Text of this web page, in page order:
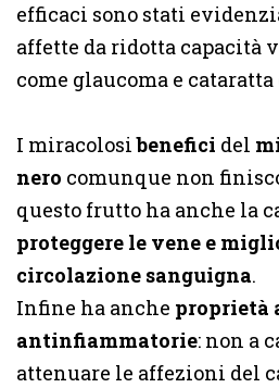
efficaci sono stati
affette da ridotta capacità
come glaucoma e cataratta
I miracolosibenefici del
nero comunque non
questo frutto ha anche la
proteggere le vene e
circolazione sanguigna.
Infine ha anche proprietà
antinfiammatorie: non a
attenuare le affezioni del